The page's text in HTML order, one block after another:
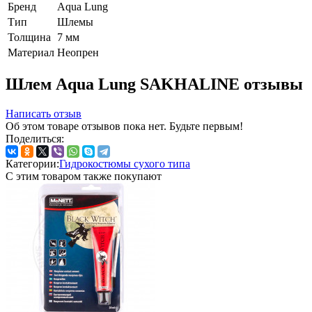
Бренд
Aqua Lung
Тип
Шлемы
Толщина
7 мм
Материал Неопрен
Шлем Aqua Lung SAKHALINE отзывы
Написать отзыв
Об этом товаре отзывов пока нет. Будьте первым!
Поделиться:
Категории:Гидрокостюмы сухого типа
С этим товаром также покупают